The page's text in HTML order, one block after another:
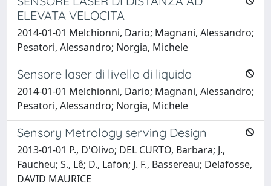
ELEVATA VELOCITA
2014-01-01 Melchionni, Dario; Magnani, Alessandro;
Pesatori, Alessandro; Norgia, Michele
Sensore laser di livello di liquido
2014-01-01 Melchionni, Dario; Magnani, Alessandro;
Pesatori, Alessandro; Norgia, Michele
Sensory Metrology serving Design
2013-01-01 P., D'Olivo; DEL CURTO, Barbara; J.,
Faucheu; S., Lê; D., Lafon; J. F., Bassereau; Delafosse,
DAVID MAURICE